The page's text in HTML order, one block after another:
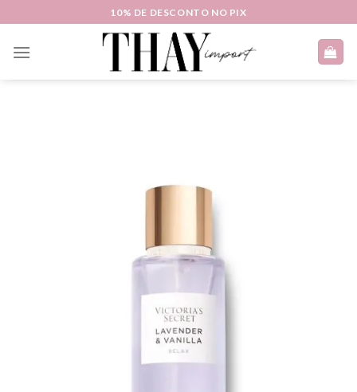
to
content
10% DE DESCONTO NO PIX